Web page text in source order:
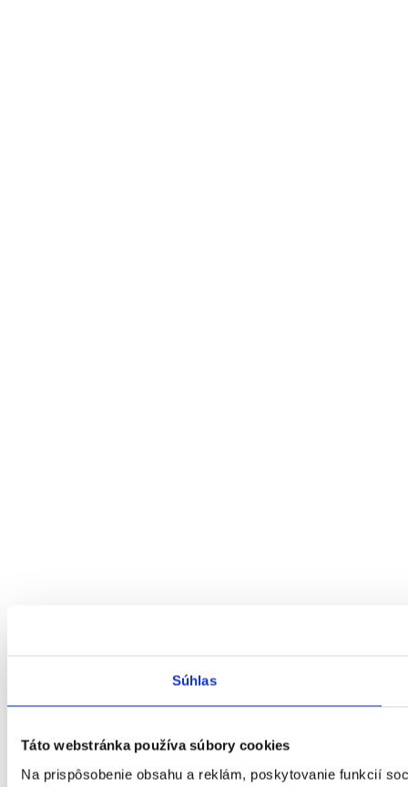
Súhlas
Táto webstránka používa súbory cookies
Na prispôsobenie obsahu a reklám, poskytovanie funkcií